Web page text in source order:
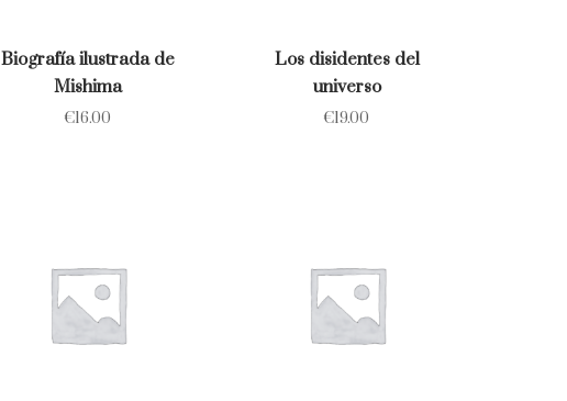
Biografía ilustrada de
Mishima
€16.00
Los disidentes del
universo
€19.00